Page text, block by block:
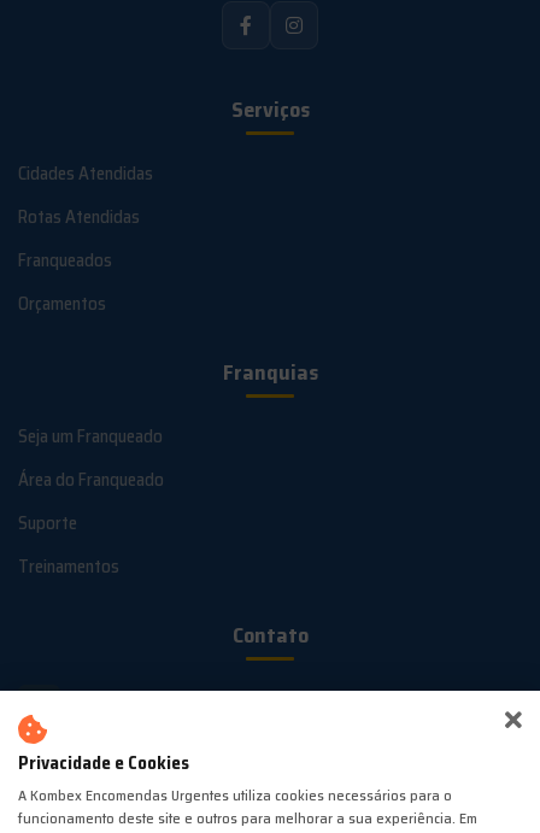
Serviços
Cidades Atendidas
Rotas Atendidas
Franqueados
Orçamentos
Franquias
Seja um Franqueado
Área do Franqueado
Suporte
Treinamentos
Contato
contato@kombex.com.br
Privacidade e Cookies
A Kombex Encomendas Urgentes utiliza cookies necessários para o
funcionamento deste site e outros para melhorar a sua experiência. Em